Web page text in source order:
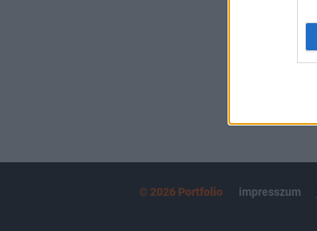
© 2026 Portfolio impresszum